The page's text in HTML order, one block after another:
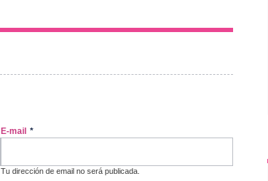
E-mail *
Tu dirección de email no será publicada.